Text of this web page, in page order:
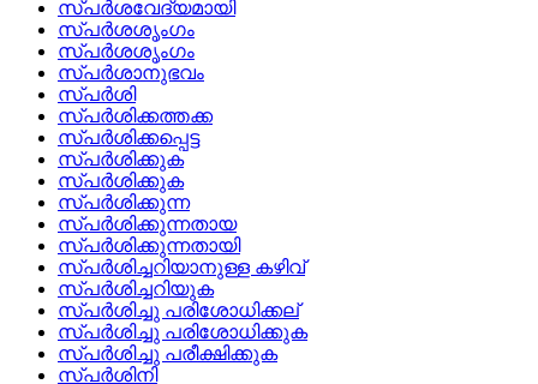
സ്‌പര്‍ശവേദ്യമായി
സ്‌പര്‍ശശൃംഗം
സ്പര്‍ശശൃംഗം
സ്പര്‍ശാനുഭവം
സ്പര്‍ശി
സ്‌പര്‍ശിക്കത്തക്ക
സ്‌പര്‍ശിക്കപ്പെട്ട
സ്‌പര്‍ശിക്കുക
സ്പര്‍ശിക്കുക
സ്‌പര്‍ശിക്കുന്ന
സ്‌പര്‍ശിക്കുന്നതായ
സ്‌പര്‍ശിക്കുന്നതായി
സ്‌പര്‍ശിച്ചറിയാനുള്ള കഴിവ്
സ്‌പര്‍ശിച്ചറിയുക
സ്‌പര്‍ശിച്ചു പരിശോധിക്കല്
സ്‌പര്‍ശിച്ചു പരിശോധിക്കുക
സ്‌പര്‍ശിച്ചു പരീക്ഷിക്കുക
സ്‌പര്‍ശിനി